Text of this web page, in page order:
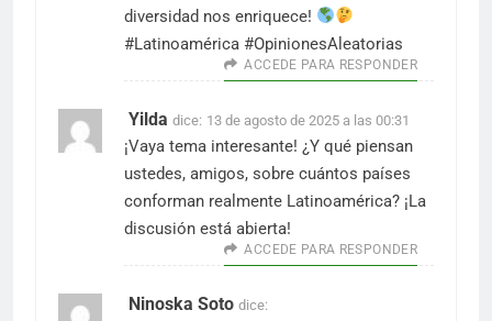
diversidad nos enriquece!
#Latinoamérica #OpinionesAleatorias
ACCEDE PARA RESPONDER
Yilda dice: 13 de agosto de 2025 a las 00:31
¡Vaya tema interesante! ¿Y qué piensan
ustedes, amigos, sobre cuántos países
conforman realmente Latinoamérica? ¡La
discusión está abierta!
ACCEDE PARA RESPONDER
Ninoska Soto dice: